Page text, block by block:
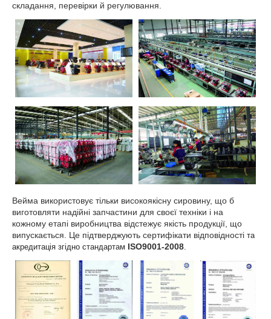
складання, перевірки й регулювання.
Вейма використовує тільки високоякісну сировину, що б
виготовляти надійні запчастини для своєї техніки і на
кожному етапі виробництва відстежує якість продукції, що
випускається. Це підтверджують сертифікати відповідності та
акредитація згідно стандартам ISO9001-2008.